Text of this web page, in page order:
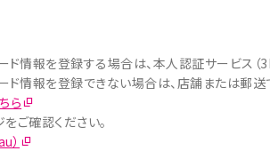
情報を登録する場合は、本人認証サービス（
情報を登録できない場合は、店舗または郵送
ら
ご確認ください。
）